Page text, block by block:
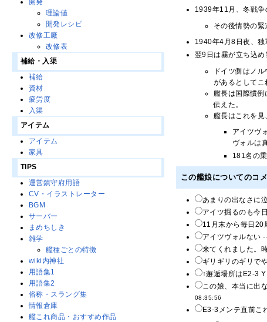
1939年11月、冬戦争
その後情勢の緊
1940年4月8日夜、独
翌9日は霧が立ち込
ドイツ側はノ
があるとしてこ
艦長は国際慣
伝えた。
艦長はこれを見
アイツヴ
ヴォルは
181名の
この艦娘についてのコ
あまりの出なさに
アイツ掘るのも今
11月末から毎日20
アイツヴォルない
来てくれました。
ギリギリのギリで
↑邂逅場所はE2-3
この娘、本当に出
08:35:56
E3-3メンテ直前こ
開発
理論値
開発レシピ
改修工廠
改修表
補給・入渠
補給
資材
疲労度
入渠
アイテム
アイテム
家具
TIPS
運営鎮守府用語
CV・イラストレーター
BGM
サーバー
まめちしき
雑学
艦種ごとの特徴
wiki内神社
用語集1
用語集2
俗称・スラング集
情報倉庫
艦これ商品・おすすめ作品